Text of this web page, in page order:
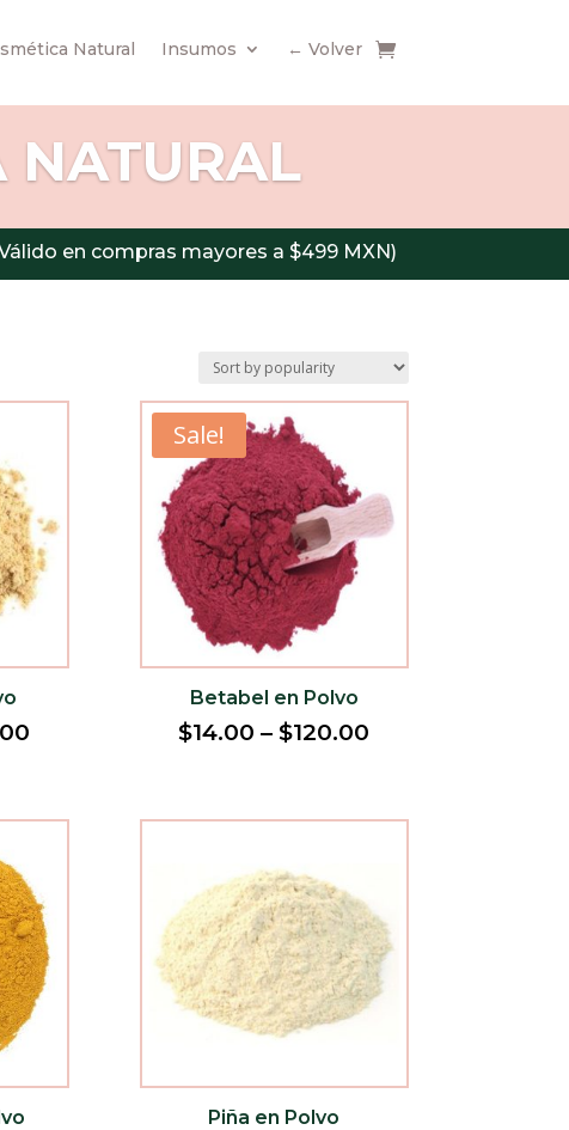
Natural Insumos ← Volver
NATURAL
en compras mayores a $499 MXN)
Sale!
Betabel en Polvo
$14.00 –$120.00
Piña en Polvo